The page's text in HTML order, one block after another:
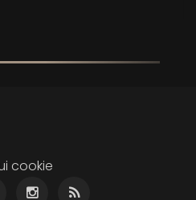
cookie